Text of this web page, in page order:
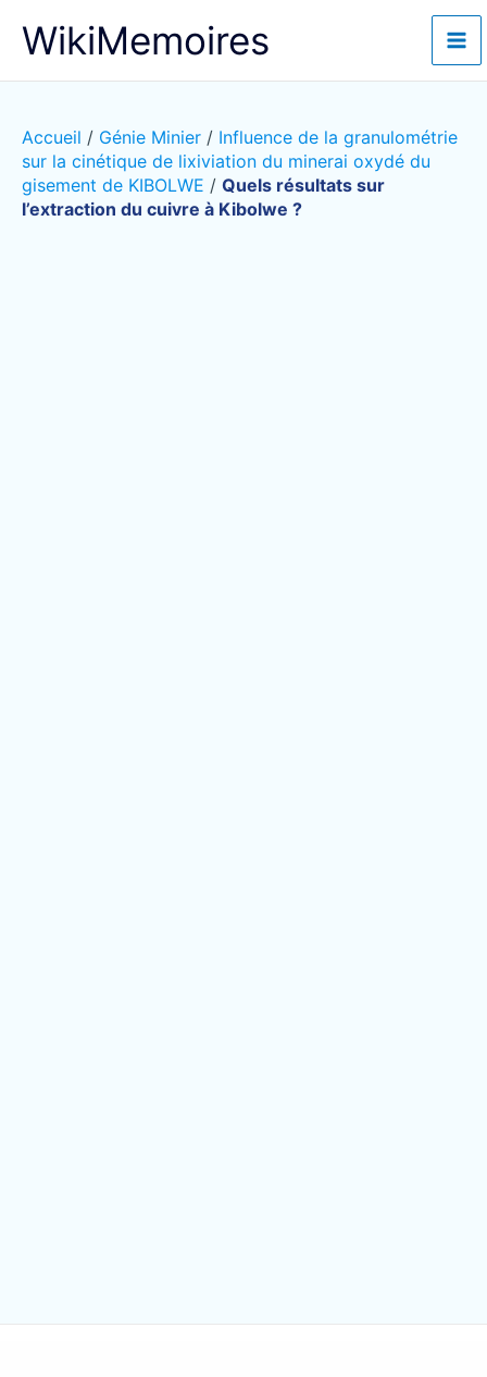
WikiMemoires
Accueil / Génie Minier / Influence de la granulométrie
sur la cinétique de lixiviation du minerai oxydé du
gisement de KIBOLWE / Quels résultats sur
l’extraction du cuivre à Kibolwe ?